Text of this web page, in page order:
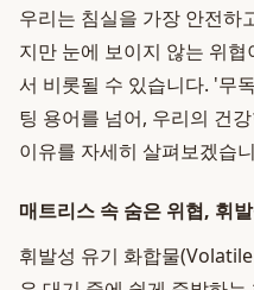
우리는 침실을 가장 안전하
지만 눈에 보이지 않는 위
서 비롯될 수 있습니다. '무
팅 용어를 넘어, 우리의 건
이유를 자세히 살펴보겠습
매트리스 속 숨은 위협, 휘
휘발성 유기 화합물